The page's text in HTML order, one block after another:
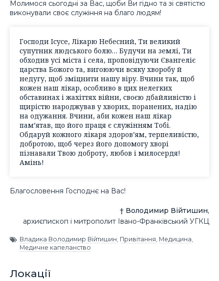
Молимося сьогодні за Вас, щоби Ви гідно та зі святістю
виконували своє служіння на благо людям!
Господи Ісусе, Лікарю Небесний, Ти великий
супутник людського болю… Будучи на землі, Ти
обходив усі міста і села, проповідуючи Євангеліє
царства Божого та, вигоюючи всяку хворобу й
недугу, щоб зміцнити нашу віру. Вчини так, щоб
кожен наш лікар, особливо в цих нелегких
обставинах і жахіттях війни, своєю дбайливістю і
щирістю народжував у хворих, поранених, надію
на одужання. Вчини, аби кожен наш лікар
пам’ятав, що його праця є служінням Тобі.
Обдаруй кожного лікаря здоров’ям, терпеливістю,
добротою, щоб через його допомогу хворі
пізнавали Твою доброту, любов і милосердя!
Амінь!
Благословення Господнє на Вас!
† Володимир Війтишин,
архиєпископ і митрополит Івано-Франківський УГКЦ
Владика Володимир Війтишин, Привітання, Медицина,
Медичне капеланство
Локації